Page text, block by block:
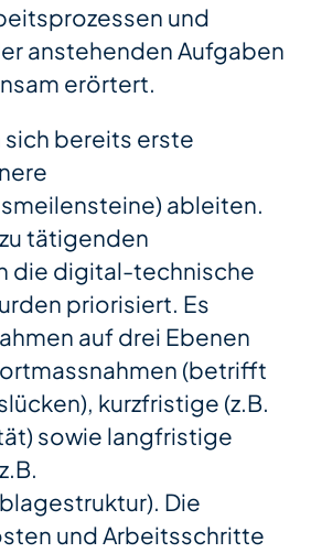
und
anstehenden Aufgaben
erörtert.
sich bereits erste
ableiten.
tätigenden
die digital-technische
priorisiert. Es
auf drei Ebenen
(betrifft
kurzfristige (z.B.
sowie langfristige
Die
und Arbeitsschritte